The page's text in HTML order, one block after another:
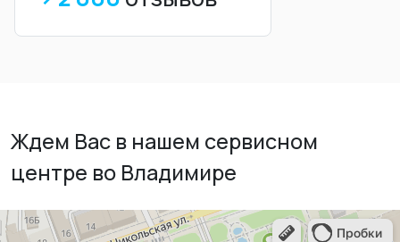
Ждем Вас в нашем сервисном
центре во Владимире